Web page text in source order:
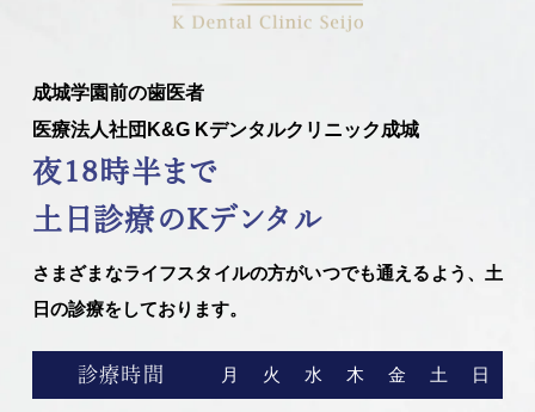
成城学園前の歯医者
医療法人社団K&G Kデンタルクリニック成城
夜18時半まで
土日診療のKデンタル
さまざまなライフスタイルの方がいつでも通えるよう、土
日の診療をしております。
診療時間 月 火 水 木 金 土 日